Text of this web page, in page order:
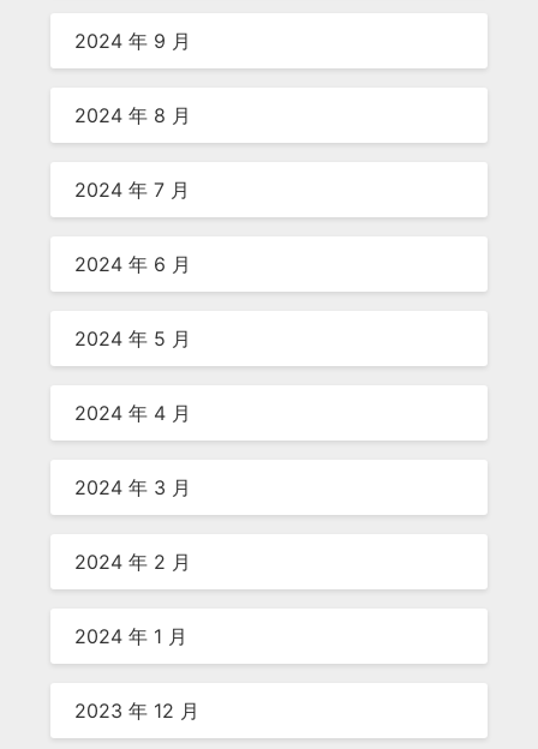
2024 年 9 月
2024 年 8 月
2024 年 7 月
2024 年 6 月
2024 年 5 月
2024 年 4 月
2024 年 3 月
2024 年 2 月
2024 年 1 月
2023 年 12 月